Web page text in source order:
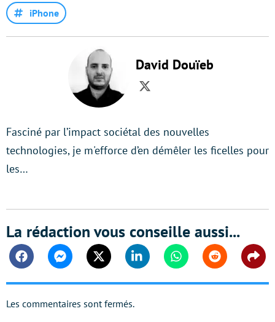
iPhone
David Douïeb
Twitter
Fasciné par l’impact sociétal des nouvelles
technologies, je m'efforce d’en démêler les ficelles pour
les…
La rédaction vous conseille aussi...
FacebookMessengerTwitter Linkedin WhatsappReddit
Les commentaires sont fermés.